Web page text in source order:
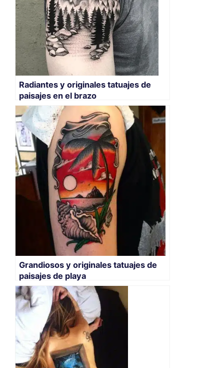
Radiantes y originales tatuajes de
paisajes en el brazo
Grandiosos y originales tatuajes de
paisajes de playa